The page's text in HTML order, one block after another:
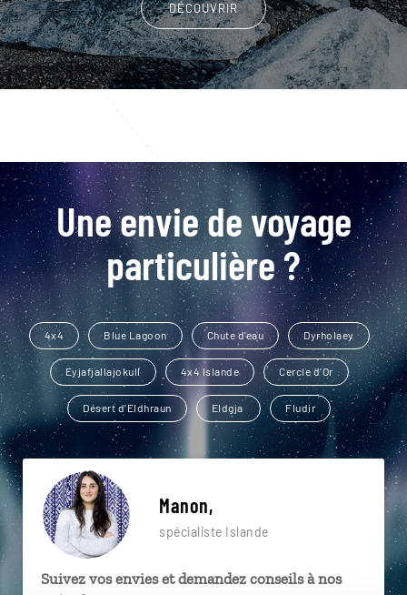
DÉCOUVRIR
Une envie de voyage
particulière ?
4x4 Blue Lagoon Chute d'eau Dyrholaey
Eyjafjallajokull 4x4 Islande Cercle d'Or
Désert d’Eldhraun Eldgja Fludir
Manon,
spécialiste Islande
Suivez vos envies et demandez conseils à nos